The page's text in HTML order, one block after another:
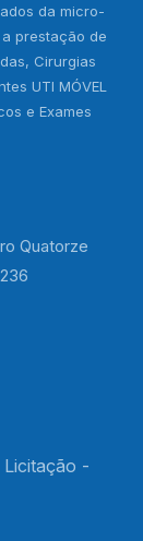
da micro-
prestação de
Cirurgias
UTI MÓVEL
e Exames
Quatorze
Licitação -